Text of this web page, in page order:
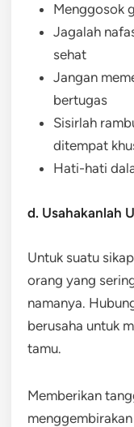
Menggosok
Jagalah
sehat
Jangan
bertugas
Sisirlah
ditempat
Hati-hati
d. Usahakanlah
Untuk suatu
orang yang
namanya.
berusaha untuk
tamu.
Memberikan